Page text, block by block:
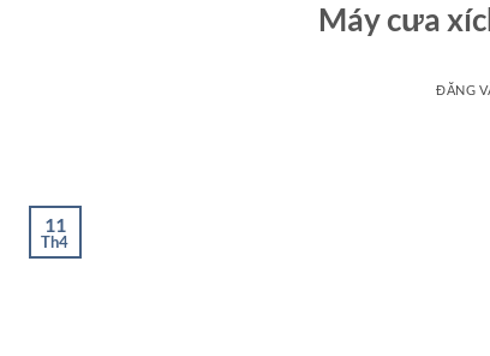
Máy cưa
ĐĂNG
11
Th4